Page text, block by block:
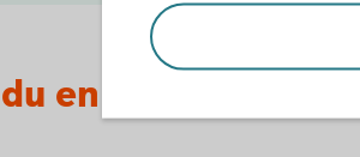
en Swish-rapport